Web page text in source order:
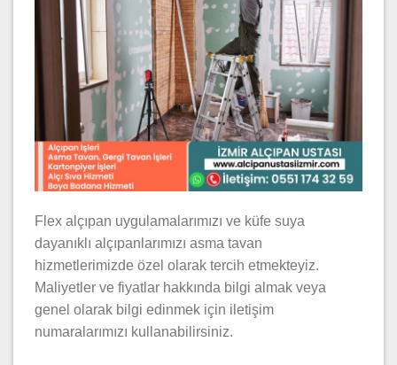
Flex alçıpan uygulamalarımızı ve küfe suya
dayanıklı alçıpanlarımızı asma tavan
hizmetlerimizde özel olarak tercih etmekteyiz.
Maliyetler ve fiyatlar hakkında bilgi almak veya
genel olarak bilgi edinmek için iletişim
numaralarımızı kullanabilirsiniz.